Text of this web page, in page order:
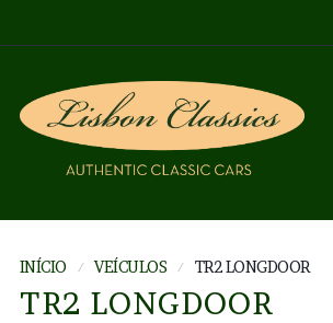
INÍCIO VEÍCULOS TR2 LONGDOOR
TR2 LONGDOOR